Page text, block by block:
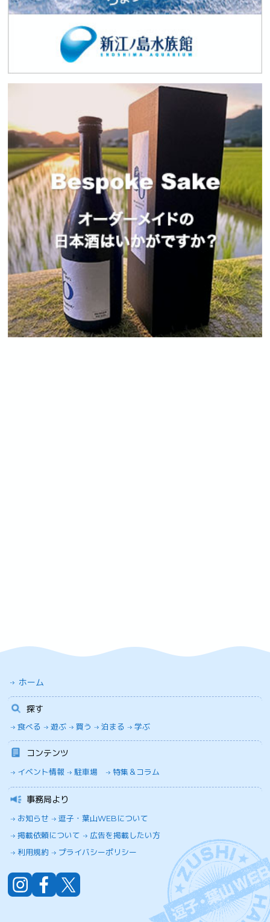
ホーム
探す
食べる 遊ぶ 買う 泊まる 学ぶ
コンテンツ
イベント情報 駐車場 特集＆コラム
事務局より
お知らせ
逗子・葉山WEBについて
掲載依頼について
広告を掲載したい方
利用規約
プライバシーポリシー